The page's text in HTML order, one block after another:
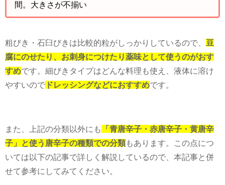
間。大きさが不揃い
粗びき・石臼びきは比較的粒がしっかりしているので、 豆
腐にのせたり、お刺身につけたり薬味として使うのがおす
すめです。細びきタイプはどんな料理も使え、液体に溶け
やすいので ドレッシングなどにおすすめです。
また、上記の分類以外にも
「青唐辛子・赤唐辛子・黄唐辛
子」と使う唐辛子の種類での分類もあります。この点につ
いては以下の記事で詳しく解説しているので、本記事と併
せて参考にしてみてください。